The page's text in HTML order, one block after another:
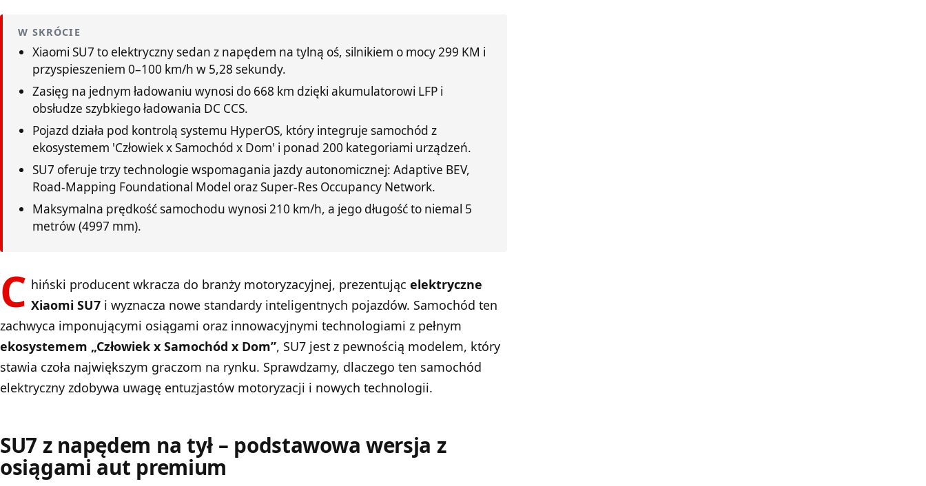
W SKRÓCIE
Xiaomi SU7 to elektryczny sedan z napędem na tylną oś, silnikiem o mocy 299 KM i
przyspieszeniem 0–100 km/h w 5,28 sekundy.
Zasięg na jednym ładowaniu wynosi do 668 km dzięki akumulatorowi LFP i
obsłudze szybkiego ładowania DC CCS.
Pojazd działa pod kontrolą systemu HyperOS, który integruje samochód z
ekosystemem 'Człowiek x Samochód x Dom' i ponad 200 kategoriami urządzeń.
SU7 oferuje trzy technologie wspomagania jazdy autonomicznej: Adaptive BEV,
Road-Mapping Foundational Model oraz Super-Res Occupancy Network.
Maksymalna prędkość samochodu wynosi 210 km/h, a jego długość to niemal 5
metrów (4997 mm).
C hiński producent wkracza do branży motoryzacyjnej, prezentującelektryczne
Xiaomi SU7 i wyznacza nowe standardy inteligentnych pojazdów. Samochód ten
zachwyca imponującymi osiągami oraz innowacyjnymi technologiami z pełnym
ekosystemem „Człowiek x Samochód x Dom”, SU7 jest z pewnością modelem, który
stawia czoła największym graczom na rynku. Sprawdzamy, dlaczego ten samochód
elektryczny zdobywa uwagę entuzjastów motoryzacji i nowych technologii.
SU7 z napędem na tył – podstawowa wersja z
osiągami aut premium